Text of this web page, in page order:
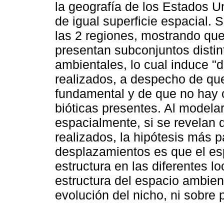
la geografía de los Estados
de igual superficie espacial.
las 2 regiones, mostrando
presentan subconjuntos
ambientales, lo cual induce
realizados, a despecho de
fundamental y de que no
bióticas presentes. Al
espacialmente, si se revelan
realizados, la hipótesis más
desplazamientos es que el
estructura en las diferentes
estructura del espacio
evolución del nicho, ni sobre